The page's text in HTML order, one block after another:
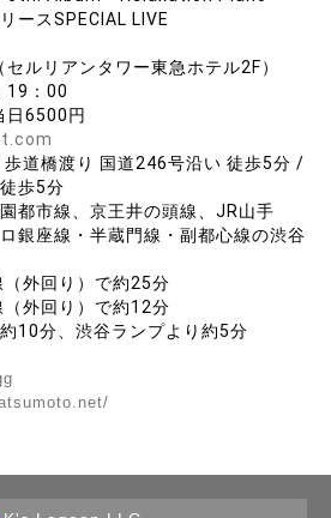
ースSPECIAL LIVE
ルリアンタワー東急ホテル2F）
：00
6500円
歩道橋渡り 国道246号沿い 徒歩5分 /
歩5分
都市線、京王井の頭線、JR山手
銀座線・半蔵門線・副都心線の渋谷
外回り）で約25分
外回り）で約12分
10分、渋谷ランプより約5分